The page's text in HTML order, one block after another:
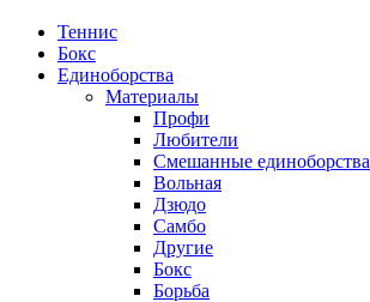
Теннис
Бокс
Единоборства
Материалы
Профи
Любители
Смешанные единоборства
Вольная
Дзюдо
Самбо
Другие
Бокс
Борьба